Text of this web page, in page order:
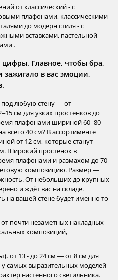
от классический - с
плафонами, классическими
до модерн стиля - с
вставками, пастельной
.
Главное, чтобы бра,
зажигало в вас эмоции,
под любую стену — от
см для узких простенков до
плафонами шириной 60–80
всего 40 см? В ассортименте
от 12 см, которые станут
Широкий простенок в
плафонами и размахом до 70
композицию. Размер —
От небольших до крупных
и ждёт вас на складе.
на вашей стене будет именно то
почти незаметных накладных
композиций,
от 13 - до 24 см — от 8 см для
у самых выразительных моделей
настенного светильника.